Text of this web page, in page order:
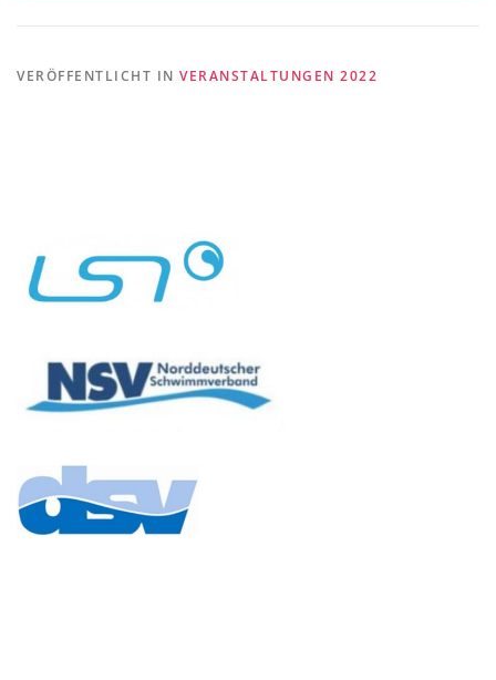
VERÖFFENTLICHT IN VERANSTALTUNGEN 2022